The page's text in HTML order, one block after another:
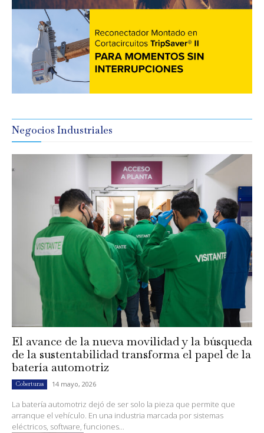
Negocios Industriales
El avance de la nueva movilidad y la búsqueda
de la sustentabilidad transforma el papel de la
batería automotriz
Coberturas 14 mayo, 2026
La batería automotriz dejó de ser solo la pieza que permite que
arranque el vehículo. En una industria marcada por sistemas
eléctricos, software, funciones...